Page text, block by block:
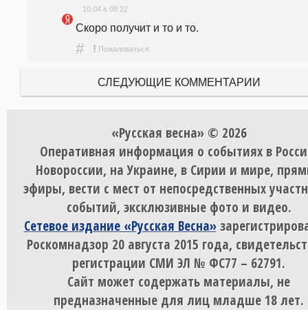
10.04 в 08:22
Скоро получит и то и то.
# ! Пожаловаться
СЛЕДУЮЩИЕ КОММЕНТАРИИ
«Русская весна» © 2026
Оперативная информация о событиях в
Новороссии, на Украине, в Сирии и мире,
эфиры, вести с мест от непосредственных
событий, эксклюзивные фото и видео.
Сетевое издание «Русская Весна»
Роскомнадзор 20 августа 2015 года,
регистрации СМИ ЭЛ № ФС77 – 62791.
Сайт может содержать материалы, не
предназначенные для лиц младше 18 лет.